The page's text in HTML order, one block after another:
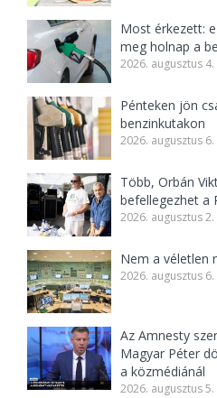
Most érkezett:
meg holnap a
2026. augusztus
Pénteken jön
benzinkutakon
2026. augusztus
Több, Orbán
befellegezhet a
2026. augusztus
Nem a véletlen
2026. augusztus 6.
Az Amnesty
Magyar Péter
a közmédiánál
2026. augusztus 5.